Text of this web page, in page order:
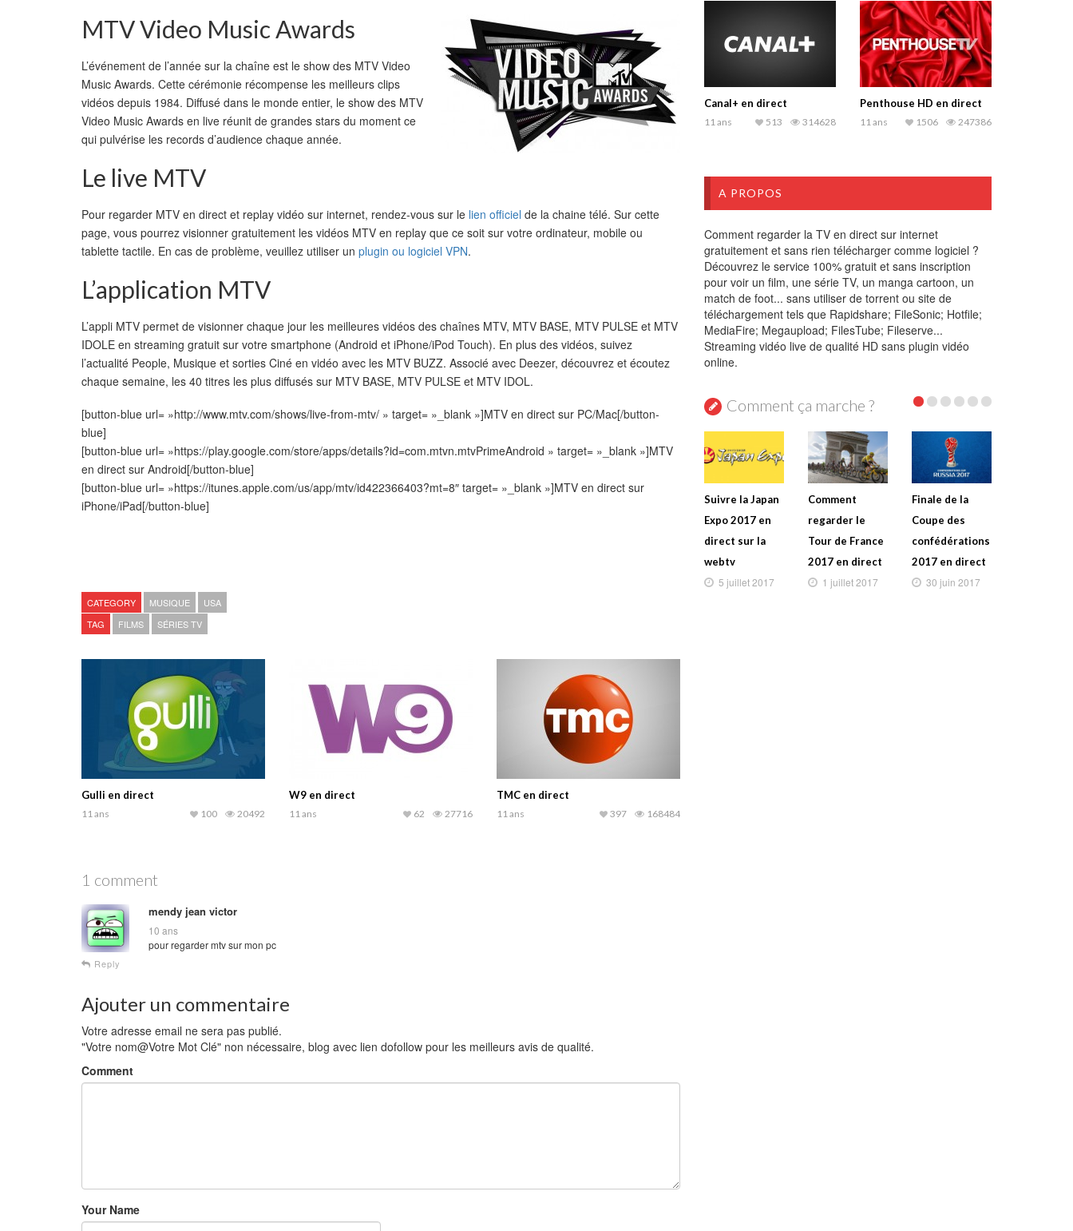
MTV Video Music Awards
L’événement de l’année sur la chaîne est le show des MTV Video
Music Awards. Cette cérémonie récompense les meilleurs clips
vidéos depuis 1984. Diffusé dans le monde entier, le show des MTV
Video Music Awards en live réunit de grandes stars du moment ce
qui pulvérise les records d’audience chaque année.
Le live MTV
Pour regarder MTV en direct et replay vidéo sur internet, rendez-vous sur le lien officiel de la chaine télé. Sur cette
page, vous pourrez visionner gratuitement les vidéos MTV en replay que ce soit sur votre ordinateur, mobile ou
tablette tactile. En cas de problème, veuillez utiliser un plugin ou logiciel VPN.
L’application MTV
L’appli MTV permet de visionner chaque jour les meilleures vidéos des chaînes MTV, MTV BASE, MTV PULSE et MTV
IDOLE en streaming gratuit sur votre smartphone (Android et iPhone/iPod Touch). En plus des vidéos, suivez
l’actualité People, Musique et sorties Ciné en vidéo avec les MTV BUZZ. Associé avec Deezer, découvrez et écoutez
chaque semaine, les 40 titres les plus diffusés sur MTV BASE, MTV PULSE et MTV IDOL.
[button-blue url= »http://www.mtv.com/shows/live-from-mtv/ » target= »_blank »]MTV en direct sur PC/Mac[/button-
blue]
[button-blue url= »https://play.google.com/store/apps/details?id=com.mtvn.mtvPrimeAndroid » target= »_blank »]MTV
en direct sur Android[/button-blue]
[button-blue url= »https://itunes.apple.com/us/app/mtv/id422366403?mt=8″ target= »_blank »]MTV en direct sur
iPhone/iPad[/button-blue]
CATEGORY MUSIQUE
USA
TAG
FILMS SÉRIES TV
Gulli en direct
11 ans 20492
100
W9 en direct
11 ans 27716
62
TMC en direct
11 ans 168484
397
1 comment
mendy jean victor
10 ans
pour regarder mtv sur mon pc
Reply
Ajouter un commentaire
Votre adresse email ne sera pas publié.
"Votre nom@Votre Mot Clé" non nécessaire, blog avec lien dofollow pour les meilleurs avis de qualité.
Comment
Your Name
Canal+ en direct
11 ans 314628
513
Penthouse HD en direct
11 ans 247386
1506
A PROPOS
Comment regarder la TV en direct sur internet
gratuitement et sans rien télécharger comme logiciel ?
Découvrez le service 100% gratuit et sans inscription
pour voir un film, une série TV, un manga cartoon, un
match de foot... sans utiliser de torrent ou site de
téléchargement tels que Rapidshare; FileSonic; Hotfile;
MediaFire; Megaupload; FilesTube; Fileserve...
Streaming vidéo live de qualité HD sans plugin vidéo
online.
Comment ça marche ?
Suivre la Japan
Expo 2017 en
direct sur la
webtv
5 juillet 2017
Comment
regarder le
Tour de France
2017 en direct
1 juillet 2017
Finale de la
Coupe des
confédérations
2017 en direct
30 juin 2017